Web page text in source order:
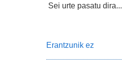
Sei urte pasatu dira...
Erantzunik ez